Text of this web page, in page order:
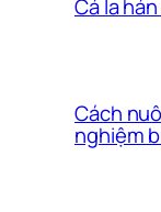
Cá la
Cách
nghiệm